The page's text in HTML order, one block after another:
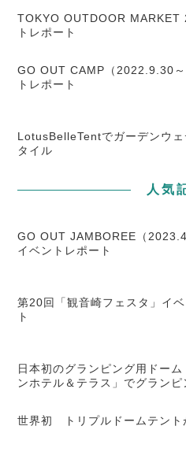
TOKYO OUTDOOR MARKET
トレポート
GO OUT CAMP（2022.9.30
トレポート
LotusBelleTentでガーデンウェ
タイル
人気
GO OUT JAMBOREE（
イベントレポート
第20回「観音崎フェスタ」イ
ト
日本初のグランピング用ドーム
ンホテル＆テラス」でグランピ
世界初 トリプルドームテント